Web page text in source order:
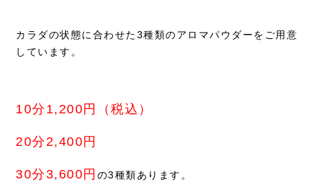
カラダの状態に合わせた3種類のアロマパウダーをご用意
しています。
10分1,200円（税込）
20分2,400円
30分3,600円 の3種類あります。